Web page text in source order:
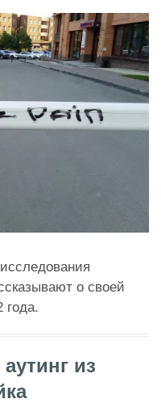
о своей
года.
из